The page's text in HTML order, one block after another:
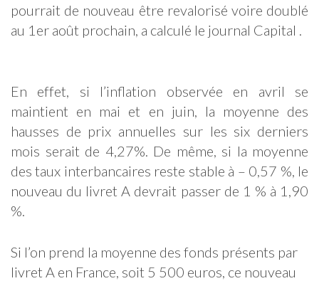
pourrait de nouveau être revalorisé voire doublé
au 1er août prochain, a calculé le journal Capital .
En effet, si l’inflation observée en avril se
maintient en mai et en juin, la moyenne des
hausses de prix annuelles sur les six derniers
mois serait de 4,27%. De même, si la moyenne
des taux interbancaires reste stable à – 0,57 %, le
nouveau du livret A devrait passer de 1 % à 1,90
%.
Si l’on prend la moyenne des fonds présents par
livret A en France, soit 5 500 euros, ce nouveau